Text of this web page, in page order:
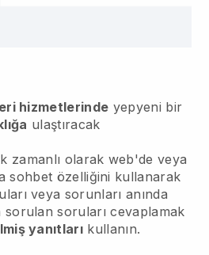
hizmetlerinde yepyeni bir
ulaştıracak
zamanlı olarak web'de veya
sohbet özelliğini kullanarak
veya sorunları anında
sorulan soruları cevaplamak
yanıtları kullanın.